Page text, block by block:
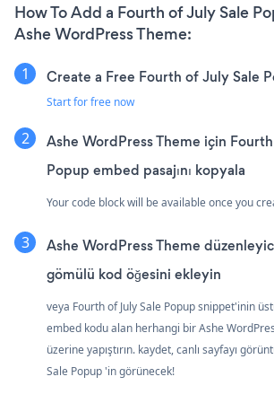
How To Add a Fourth of July Sale
Ashe WordPress Theme:
Create a Free Fourth of July Sale
Start for free now
Ashe WordPress Theme için
Popup embed pasajını kopyala
Your code block will be available once you
Ashe WordPress Theme
gömülü kod öğesini ekleyin
veya Fourth of July Sale Popup snippet'inin
embed kodu alan herhangi bir Ashe
üzerine yapıştırın. kaydet, canlı sayfayı
Sale Popup 'in görünecek!